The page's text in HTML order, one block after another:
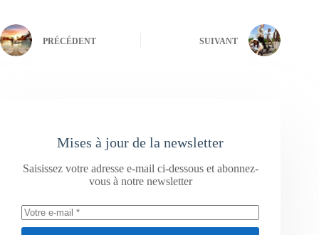
PRÉCÉDENT SUIVANT
Mises à jour de la newsletter
Saisissez votre adresse e-mail ci-dessous et abonnez-
vous à notre newsletter